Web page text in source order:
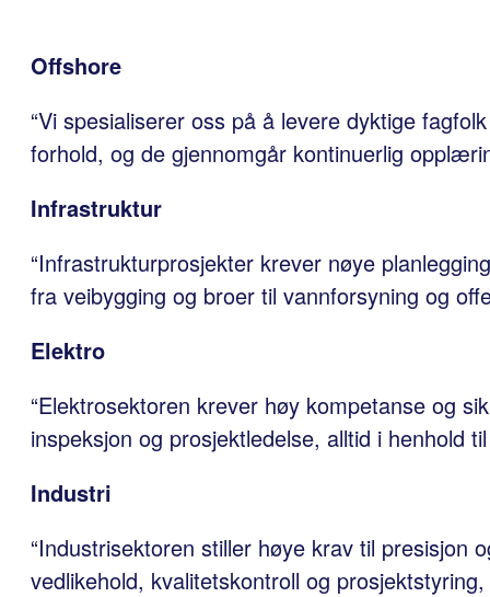
Offshore
“Vi spesialiserer oss på å levere dyktige
forhold, og de gjennomgår kontinuerlig
Infrastruktur
“Infrastrukturprosjekter krever nøye
fra veibygging og broer til vannforsyning og
Elektro
“Elektrosektoren krever høy kompetanse og
inspeksjon og prosjektledelse, alltid i henhold
Industri
“Industrisektoren stiller høye krav til presisjon
vedlikehold, kvalitetskontroll og